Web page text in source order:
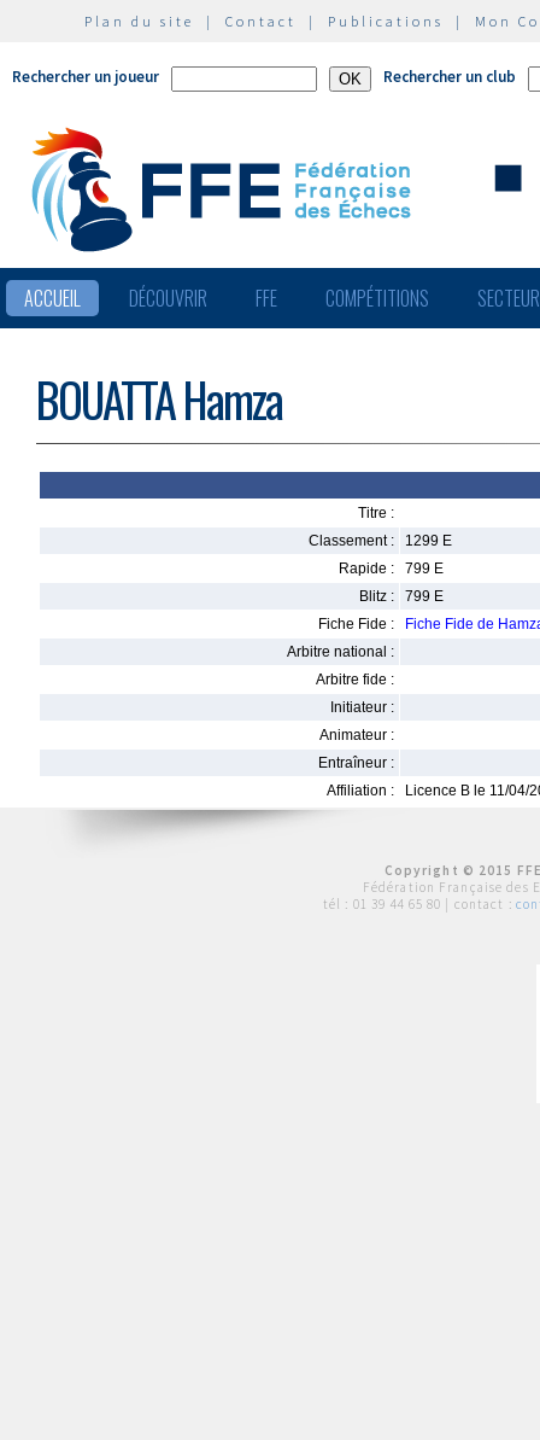
Plan du site | Contact | Publications | Mon
Rechercher un joueur Rechercher un club
ACCUEIL DÉCOUVRIR FFE COMPÉTITIONS
BOUATTA Hamza
Titre :
Classement :
1299 E
Rapide :
799 E
Blitz :
799 E
Fiche Fide :
Fiche Fide de
Arbitre national :
Arbitre fide :
Initiateur :
Animateur :
Entraîneur :
Affiliation :
Licence B le 11/04/
Copyright © 2015
Fédération Française des
tél : 01 39 44 65 80 | contact :